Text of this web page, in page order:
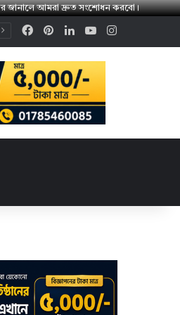
জানালে আমরা দ্রুত সংশোধন করবো।
Facebook
PinterestLinkedInYouTubeInstagram